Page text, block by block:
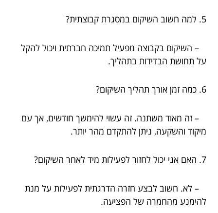
5. למה חשוב השיקום במסגרת קבוצתית?
– השיקום בקבוצה מפעיל תמיכה חברתית ויכול להקל
על תחושת הבדידות בתהליך.
6. כמה זמן אורך תהליך השיקום?
– זה מאוד משתנה. זה עשוי להימשך חודשים, אך עם
מיקוד והשקעה, ניתן להתקדם מהר יותר.
7. האם אני יכול לחזור לפעילות מיד לאחר השיקום?
– לא. חשוב לבצע חזרה הדרגתית לפעילות על מנת
להימנע מהחמרה של הפציעה.